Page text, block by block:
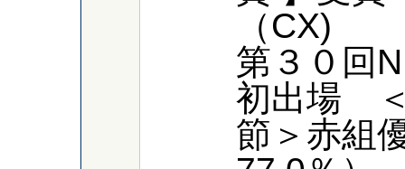
（CX)
第３０回
初出場
節＞赤組